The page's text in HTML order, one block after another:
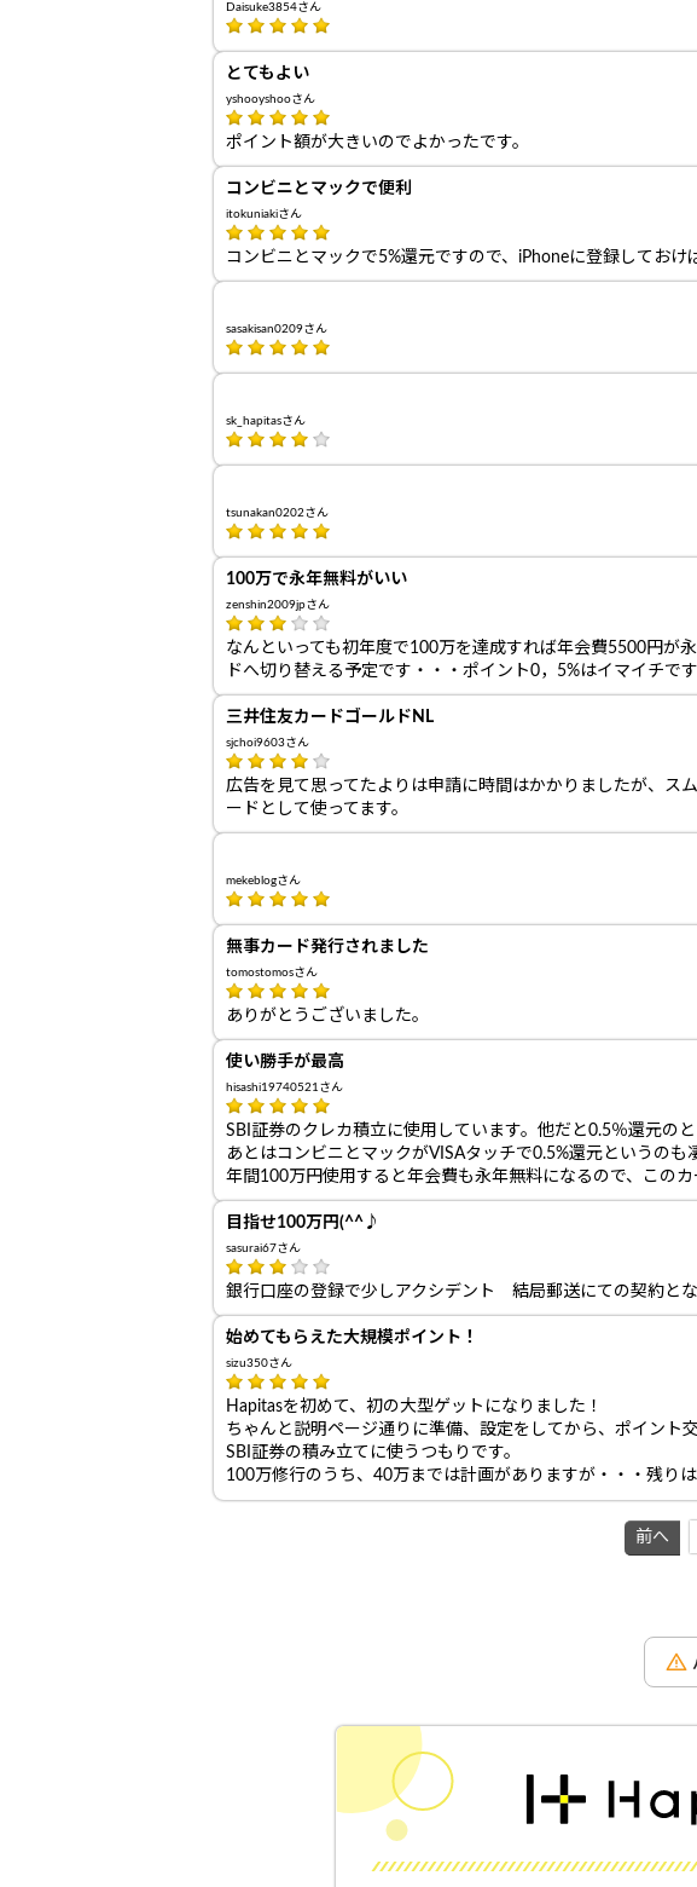
Daisuke3854さん
とてもよい
yshooyshooさん
ポイント額が大きいのでよかったです。
コンビニとマックで便利
itokuniakiさん
コンビニとマックで5%還元ですので、iPhoneに登録してお
sasakisan0209さん
sk_hapitasさん
tsunakan0202さん
100万で永年無料がいい
zenshin2009jpさん
なんといっても初年度で100万を達成すれば年会費5500円が
ドへ切り替える予定です・・・ポイント0，5%はイマイチで
三井住友カードゴールドNL
sjchoi9603さん
広告を見て思ってたよりは申請に時間はかかりましたが、ス
ードとして使ってます。
mekeblogさん
無事カード発行されました
tomostomosさん
ありがとうございました。
使い勝手が最高
hisashi19740521さん
SBI証券のクレカ積立に使用しています。他だと0.5％還元の
あとはコンビニとマックがVISAタッチで0.5%還元というのも
年間100万円使用すると年会費も永年無料になるので、この
目指せ100万円(^^♪
sasurai67さん
銀行口座の登録で少しアクシデント 結局郵送にての契約とな
始めてもらえた大規模ポイント！
sizu350さん
Hapitasを初めて、初の大型ゲットになりました！
ちゃんと説明ページ通りに準備、設定をしてから、ポイント
SBI証券の積み立てに使うつもりです。
100万修行のうち、40万までは計画がありますが・・・残り
前へ